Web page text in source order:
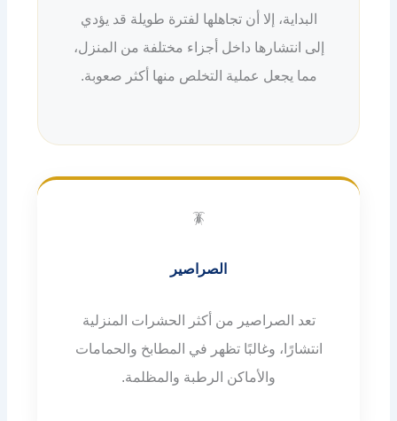
البداية، إلا أن تجاهلها لفترة طويلة قد يؤدي
إلى انتشارها داخل أجزاء مختلفة من المنزل،
مما يجعل عملية التخلص منها أكثر صعوبة.
🪳
الصراصير
تعد الصراصير من أكثر الحشرات المنزلية
انتشارًا، وغالبًا تظهر في المطابخ والحمامات
والأماكن الرطبة والمظلمة.